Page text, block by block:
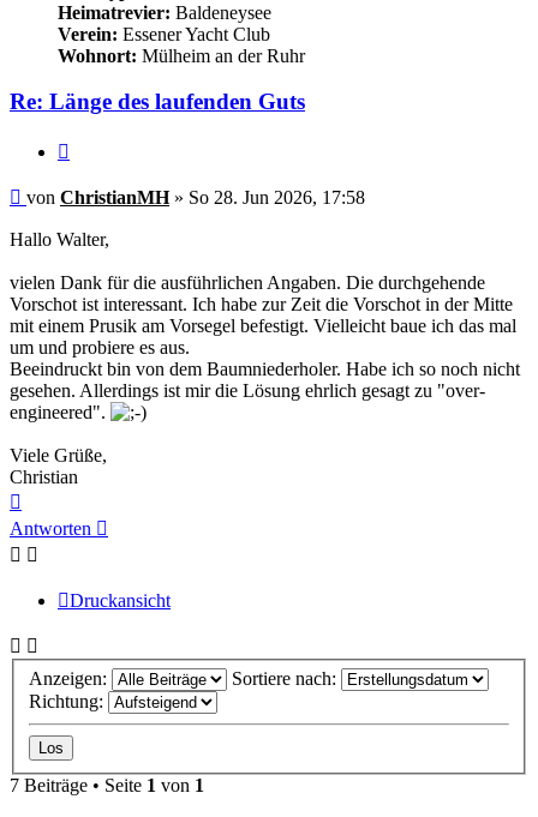
Heimatrevier: Baldeneysee
Verein: Essener Yacht Club
Wohnort: Mülheim an der Ruhr
Re: Länge des laufenden Guts
Ungelesener
von ChristianMH» So 28. Jun 2026, 17:58
Hallo Walter,
vielen Dank für die ausführlichen Angaben. Die durchgehende
Vorschot ist interessant. Ich habe zur Zeit die Vorschot in der Mitte
mit einem Prusik am Vorsegel befestigt. Vielleicht baue ich das mal
um und probiere es aus.
Beeindruckt bin von dem Baumniederholer. Habe ich so noch nicht
gesehen. Allerdings ist mir die Lösung ehrlich gesagt zu "over-
engineered".
Viele Grüße,
Christian
oben
Antworten
Druckansicht
Anzeigen:
Sortiere nach:
Richtung:
7 Beiträge • Seite 1 von 1